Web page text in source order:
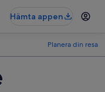
Hämta appen
Planera din resa